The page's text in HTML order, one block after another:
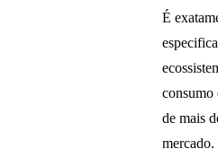
É
consumo
de mais
mercado.